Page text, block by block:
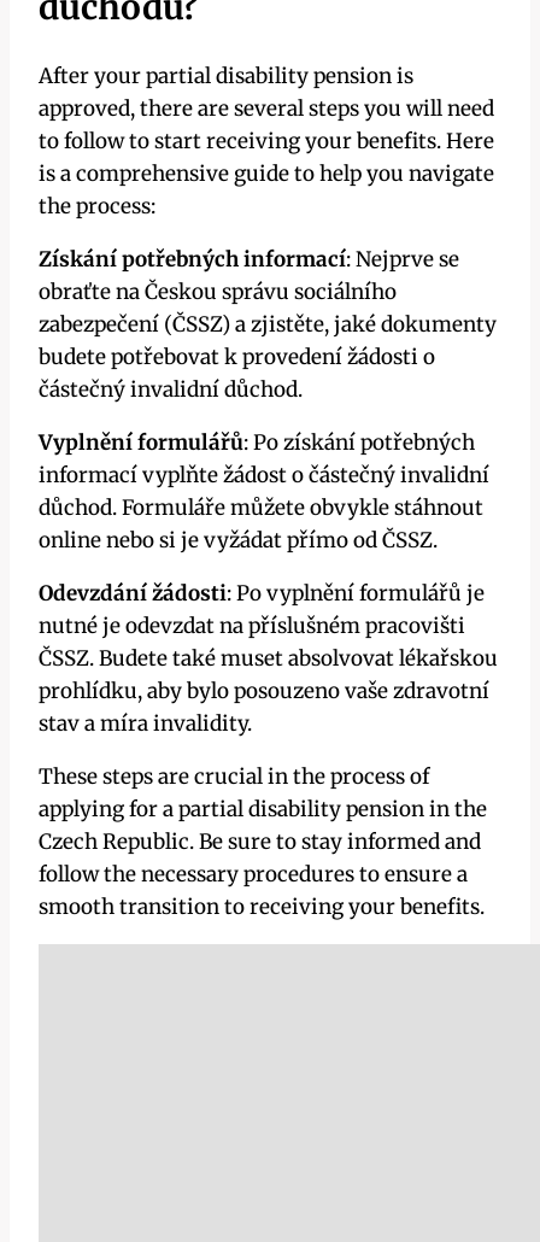
After your partial disability pension is
approved, there are several steps you will need
to follow to start receiving your benefits. Here
is a comprehensive guide to help you navigate
the process:
Získání potřebných informací: Nejprve se
obraťte na Českou správu sociálního
zabezpečení (ČSSZ) a zjistěte, jaké dokumenty
budete potřebovat k provedení žádosti o
částečný invalidní důchod.
Vyplnění formulářů: Po získání potřebných
informací vyplňte žádost o částečný invalidní
důchod. Formuláře můžete obvykle stáhnout
online nebo si je vyžádat přímo od ČSSZ.
Odevzdání žádosti: Po vyplnění formulářů je
nutné je odevzdat na příslušném pracovišti
ČSSZ. Budete také muset absolvovat lékařskou
prohlídku, aby bylo posouzeno vaše zdravotní
stav a míra invalidity.
These steps are crucial in the process of
applying for a partial disability pension in the
Czech Republic. Be sure to stay informed and
follow the necessary procedures to ensure a
smooth transition to receiving your benefits.